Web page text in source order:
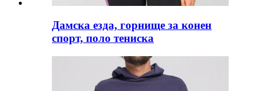
Дамска езда, горнище за конен
спорт, поло тениска